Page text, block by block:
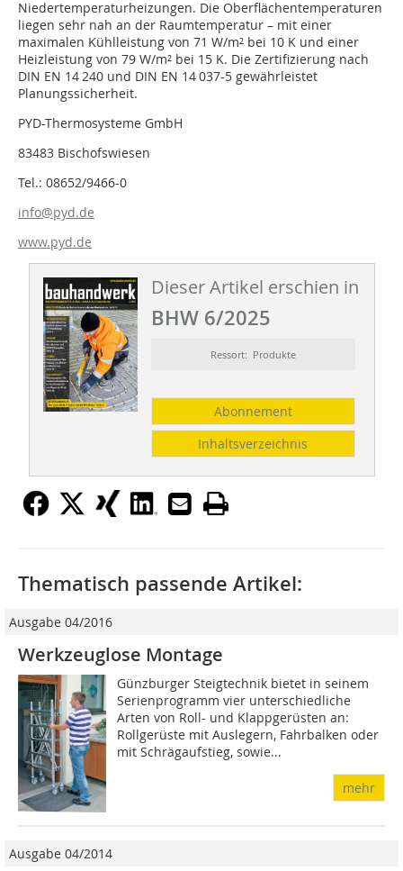
Niedertemperaturheizungen. Die Oberflächentemperaturen
liegen sehr nah an der Raumtemperatur – mit einer
maximalen Kühlleistung von 71 W/m² bei 10 K und einer
Heizleistung von 79 W/m² bei 15 K. Die Zertifizierung nach
DIN EN 14 240 und DIN EN 14 037-5 gewährleistet
Planungssicherheit.
PYD-Thermosysteme GmbH
83483 Bischofswiesen
Tel.: 08652/9466-0
info@pyd.de
www.pyd.de
Dieser Artikel erschien in
BHW 6/2025
Ressort: Produkte
Abonnement
Inhaltsverzeichnis
Thematisch passende Artikel:
Ausgabe 04/2016
Werkzeuglose Montage
Günzburger Steigtechnik bietet in seinem
Serienprogramm vier unter­schied­liche
Arten von Roll- und Klappgerüsten an:
Rollgerüste mit Aus­legern, Fahrbalken oder
mit Schräg­aufstieg, sowie...
mehr
Ausgabe 04/2014